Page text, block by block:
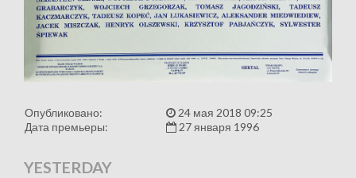
Опубликовано:
24 мая 2018 09:25
Дата премьеры:
27 января 1996
YESTERDAY